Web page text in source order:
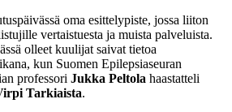
oma esittelypiste, jossa liiton
vertaistuesta ja muista palveluista.
olleet kuulijat saivat tietoa
kun Suomen Epilepsiaseuran
professori Jukka Peltola haastatteli
Tarkiaista.